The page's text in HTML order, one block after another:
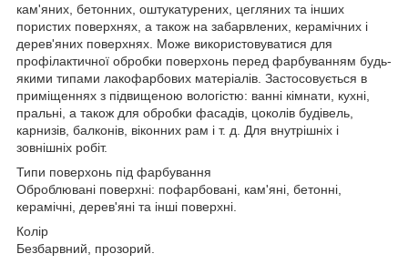
кам'яних, бетонних, оштукатурених, цегляних та інших
пористих поверхнях, а також на забарвлених, керамічних і
дерев'яних поверхнях. Може використовуватися для
профілактичної обробки поверхонь перед фарбуванням будь-
якими типами лакофарбових матеріалів. Застосовується в
приміщеннях з підвищеною вологістю: ванні кімнати, кухні,
пральні, а також для обробки фасадів, цоколів будівель,
карнизів, балконів, віконних рам і т. д. Для внутрішніх і
зовнішніх робіт.
Типи поверхонь під фарбування
Оброблювані поверхні: пофарбовані, кам'яні, бетонні,
керамічні, дерев'яні та інші поверхні.
Колір
Безбарвний, прозорий.